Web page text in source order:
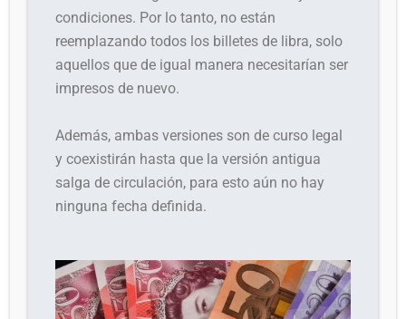
condiciones. Por lo tanto, no están
reemplazando todos los billetes de libra, solo
aquellos que de igual manera necesitarían ser
impresos de nuevo.
Además, ambas versiones son de curso legal
y coexistirán hasta que la versión antigua
salga de circulación, para esto aún no hay
ninguna fecha definida.